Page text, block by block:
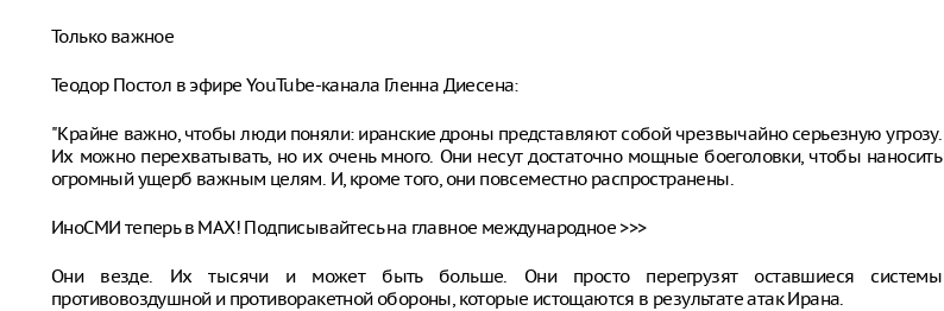
Только важное
Теодор Постол в эфире YouTube-канала Гленна Диесена:
"Крайне важно, чтобы люди поняли: иранские дроны представляют собой чрезвычайно серьезную угрозу.
Их можно перехватывать, но их очень много. Они несут достаточно мощные боеголовки, чтобы наносить
огромный ущерб важным целям. И, кроме того, они повсеместно распространены.
ИноСМИ теперь в MAX! Подписывайтесь на главное международное >>>
Они везде. Их тысячи и может быть больше. Они просто перегрузят оставшиеся системы
противовоздушной и противоракетной обороны, которые истощаются в результате атак Ирана.